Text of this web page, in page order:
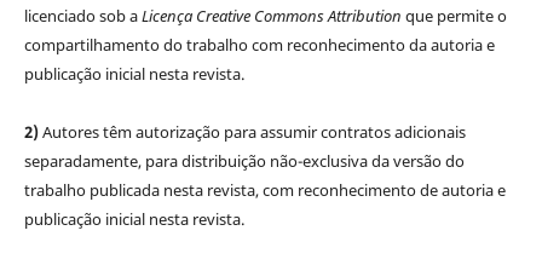
licenciado sob aLicença Creative Commons Attribution que permite o
compartilhamento do trabalho com reconhecimento da autoria e
publicação inicial nesta revista.
2)Autores têm autorização para assumir contratos adicionais
separadamente, para distribuição não-exclusiva da versão do
trabalho publicada nesta revista, com reconhecimento de autoria e
publicação inicial nesta revista.